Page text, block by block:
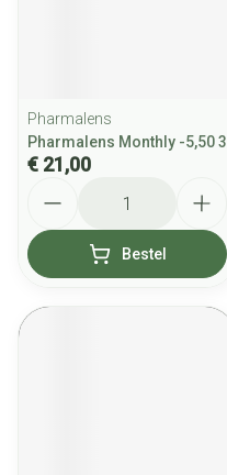
Pharmalens
Pharmalens Monthly -5,50 3
€ 21,00
Bestel